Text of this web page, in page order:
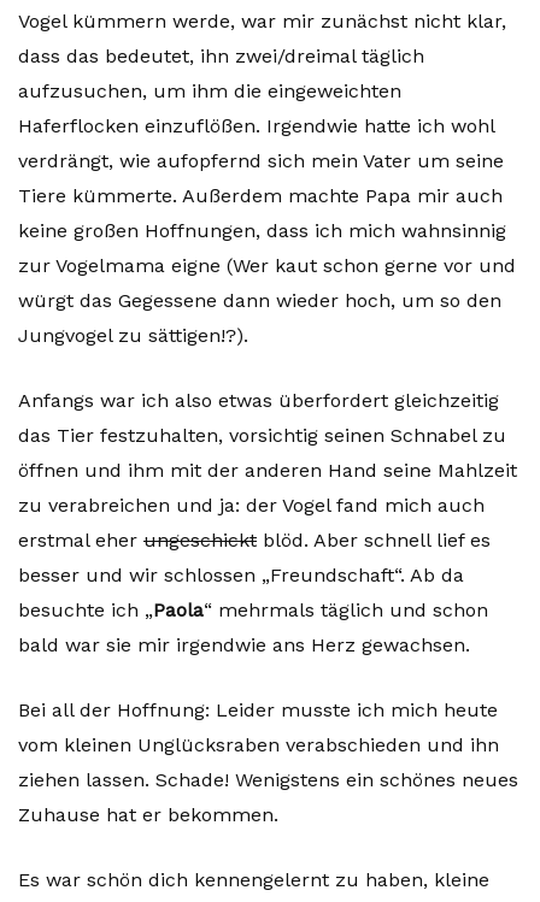
Vogel kümmern werde, war mir zunächst nicht klar,
dass das bedeutet, ihn zwei/dreimal täglich
aufzusuchen, um ihm die eingeweichten
Haferflocken einzuflößen. Irgendwie hatte ich wohl
verdrängt, wie aufopfernd sich mein Vater um seine
Tiere kümmerte. Außerdem machte Papa mir auch
keine großen Hoffnungen, dass ich mich wahnsinnig
zur Vogelmama eigne (Wer kaut schon gerne vor und
würgt das Gegessene dann wieder hoch, um so den
Jungvogel zu sättigen!?).
Anfangs war ich also etwas überfordert gleichzeitig
das Tier festzuhalten, vorsichtig seinen Schnabel zu
öffnen und ihm mit der anderen Hand seine Mahlzeit
zu verabreichen und ja: der Vogel fand mich auch
erstmal eher ungeschickt blöd. Aber schnell lief es
besser und wir schlossen „Freundschaft“. Ab da
besuchte ich „Paola“ mehrmals täglich und schon
bald war sie mir irgendwie ans Herz gewachsen.
Bei all der Hoffnung: Leider musste ich mich heute
vom kleinen Unglücksraben verabschieden und ihn
ziehen lassen. Schade! Wenigstens ein schönes neues
Zuhause hat er bekommen.
Es war schön dich kennengelernt zu haben, kleine